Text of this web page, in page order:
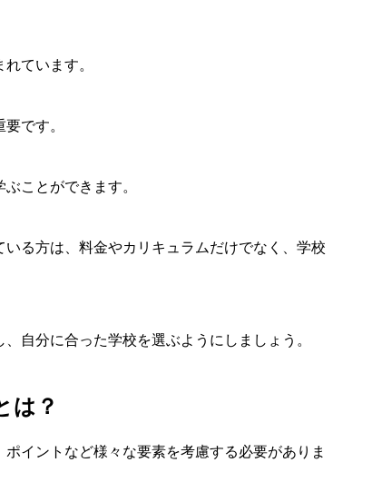
ています。
です。
ことができます。
る方は、料金やカリキュラムだけでなく、学校
自分に合った学校を選ぶようにしましょう。
は？
イントなど様々な要素を考慮する必要がありま